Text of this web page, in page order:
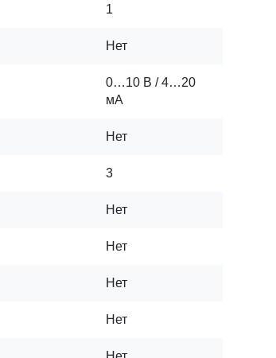
1
Нет
0…10 В / 4…20
мА
Нет
3
Нет
Нет
Нет
Нет